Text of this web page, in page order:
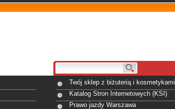
Twój sklep z biżuterią i kosmetykami
Katalog Stron Internetowych (KSI)
Prawo jazdy Warszawa